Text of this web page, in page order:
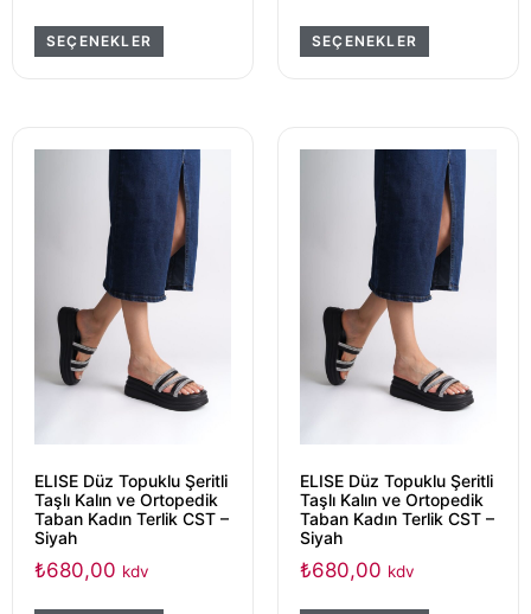
SEÇENEKLER SEÇENEKLER
ELISE Düz Topuklu Şeritli
Taşlı Kalın ve Ortopedik
Taban Kadın Terlik CST –
Siyah
₺680,00 kdv
ELISE Düz Topuklu Şeritli
Taşlı Kalın ve Ortopedik
Taban Kadın Terlik CST –
Siyah
₺680,00 kdv